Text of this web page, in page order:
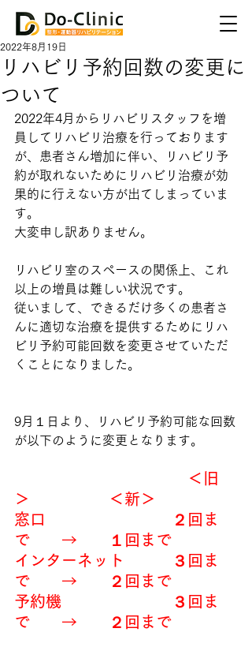
リハビリ予約回数の変更に
ついて
2022年8月19日
2022年4月からリハビリスタッフを増
員してリハビリ治療を行っております
が、患者さん増加に伴い、リハビリ予
約が取れないためにリハビリ治療が効
果的に行えない方が出てしまっていま
す。
大変申し訳ありません。
リハビリ室のスペースの関係上、これ
以上の増員は難しい状況です。
従いまして、できるだけ多くの患者さ
んに適切な治療を提供するためにリハ
ビリ予約可能回数を変更させていただ
くことになりました。
9月１日より、リハビリ予約可能な回数
が以下のように変更となります。
＜旧
＞　　　　　＜新＞
窓口　　　　　　　　２回ま
で　　→　　１回まで
インターネット　　　３回ま
で　　→　　２回まで
予約機　　　　　　　３回ま
で　　→　　２回まで